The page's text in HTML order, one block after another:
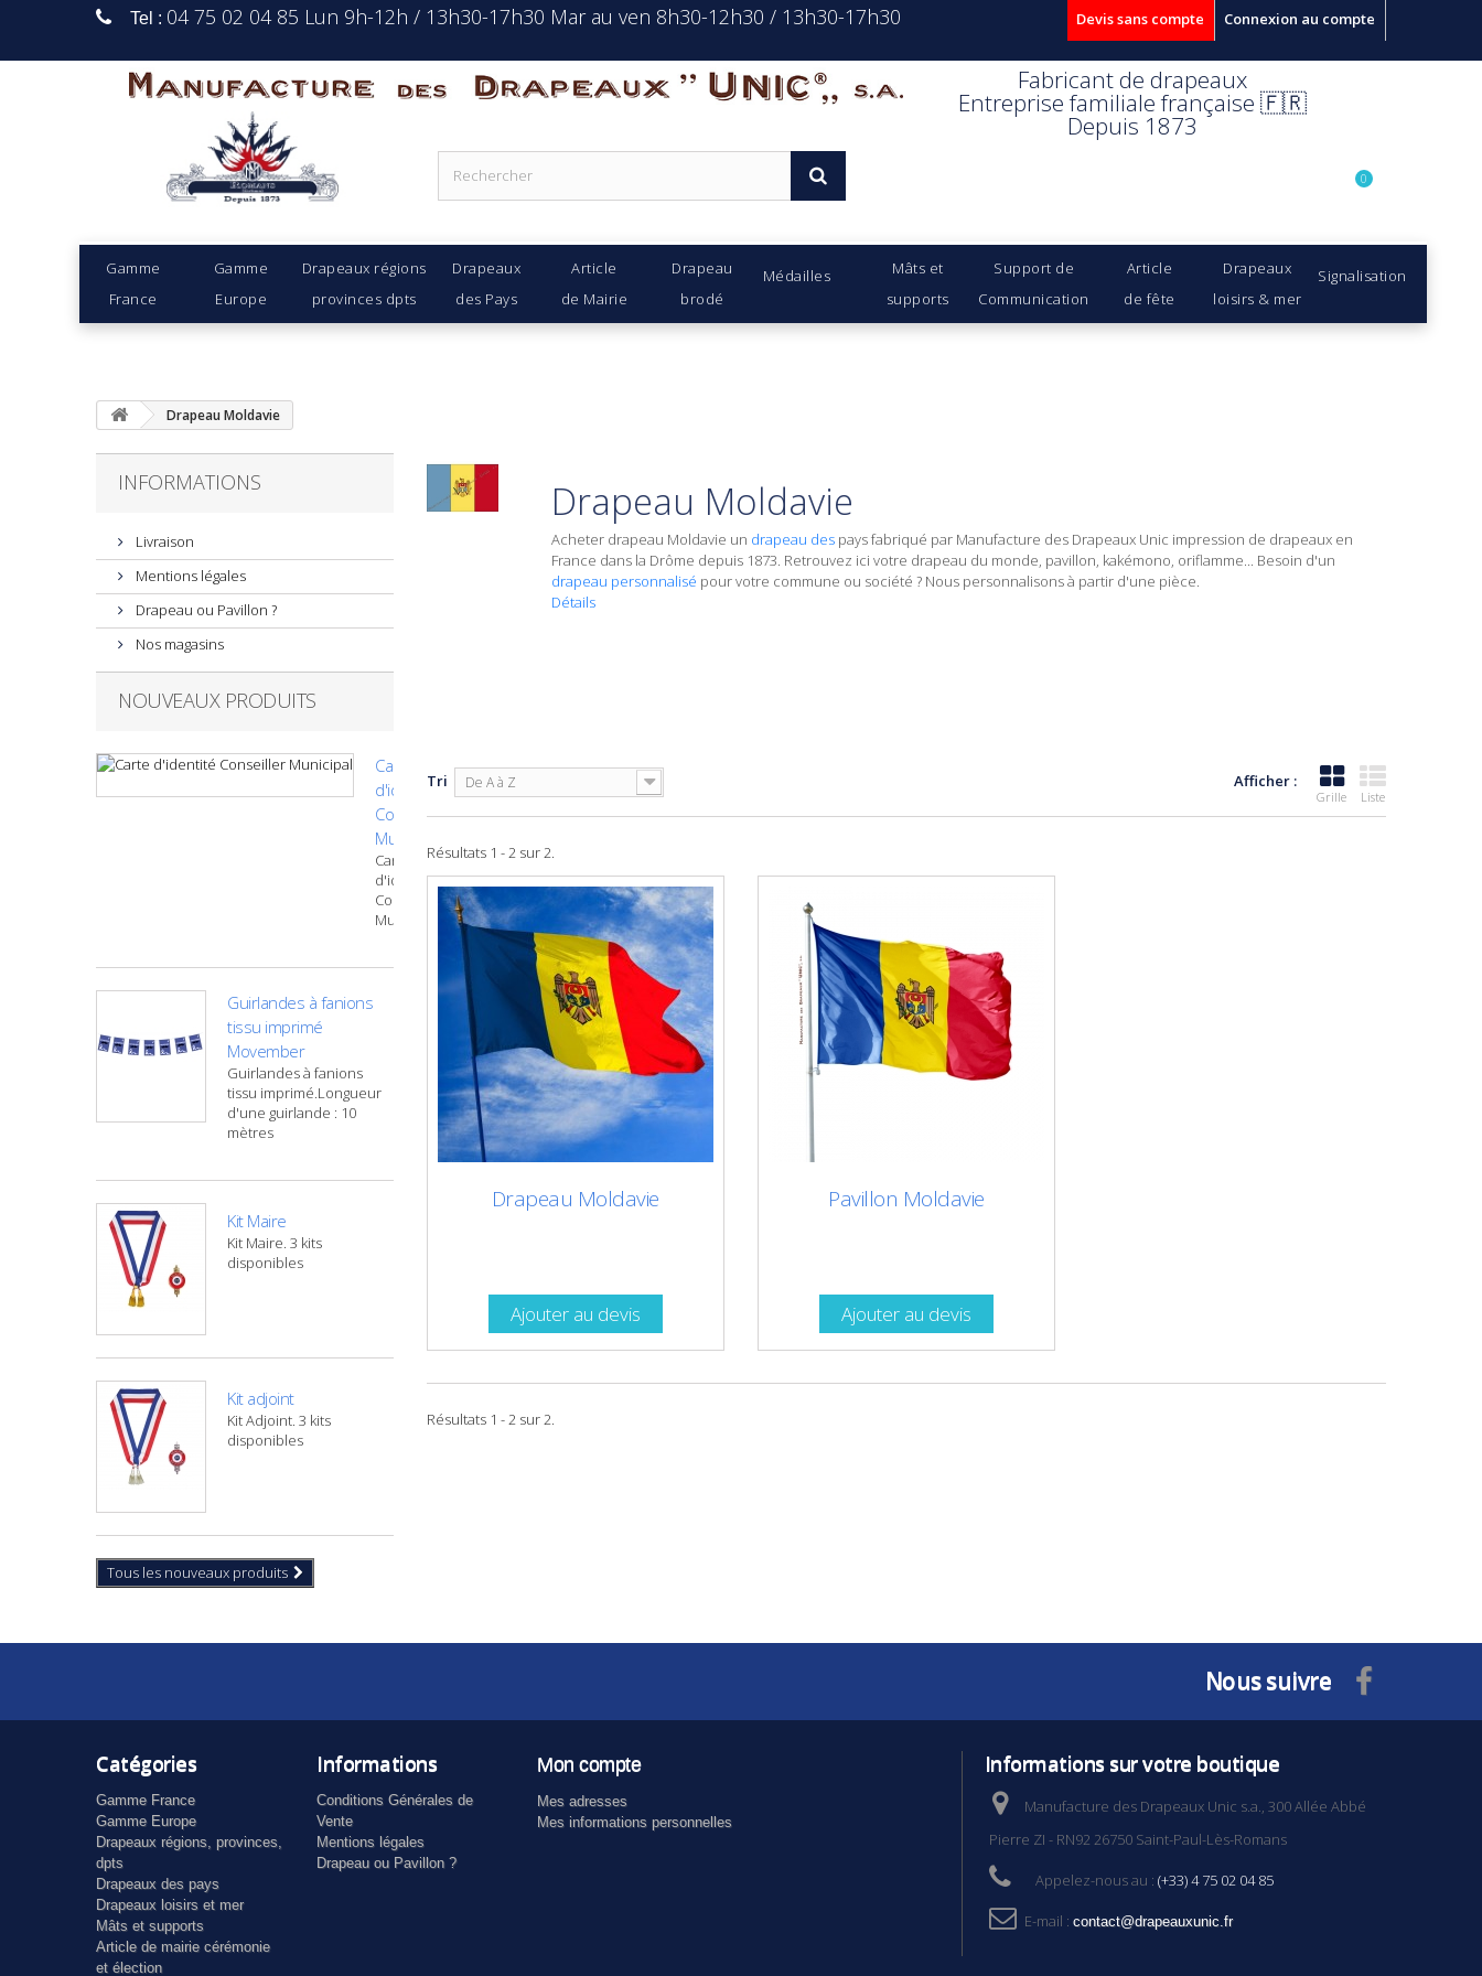
Connexion au compte
Tel : 04 75 02 04 85 Lun 9h-12h / 13h30-17h30 Mar au ven 8h30-12h30 / 13h30-17h30 Devis sans compte
Manufacture Des Drapeaux Unic s.a. Fabricant de drapeaux
Entreprise familiale française 🇫🇷
Depuis 1873
Gamme
France
Gamme
Europe
Drapeaux régions
provinces dpts
Drapeaux
des Pays
Article
de Mairie
Drapeau
brodé
Médailles
Mâts et
supports
Support de
Communication
Article
de fête
Drapeaux
loisirs & mer
Signalisation
0
Drapeau Moldavie
INFORMATIONS
Livraison
Mentions légales
Drapeau ou Pavillon ?
Nos magasins
NOUVEAUX PRODUITS
Carte
d'identité
Conseiller
Municipal
Carte
d'identité
Conseiller
Municipal
Guirlandes à fanions
tissu imprimé
Movember
Guirlandes à fanions
tissu imprimé.Longueur
d'une guirlande : 10
mètres
Kit Maire
Kit Maire. 3 kits
disponibles
Kit adjoint
Kit Adjoint. 3 kits
disponibles
Tous les nouveaux produits
Drapeau Moldavie
Acheter drapeau Moldavie un drapeau des paysfabriqué par Manufacture des Drapeaux Unic impression de drapeaux en
France dans la Drôme depuis 1873. Retrouvez ici votre drapeau du monde, pavillon, kakémono, oriflamme... Besoin d'un
drapeau personnalisé pour votre commune ou société ? Nous personnalisons à partir d'une pièce.
Détails
Afficher :
Grille Liste
Tri De A à Z
Résultats 1 - 2 sur 2.
Drapeau Moldavie
Ajouter au devis
Pavillon Moldavie
Ajouter au devis
Résultats 1 - 2 sur 2.
Nous suivre
Catégories
Gamme France
Gamme Europe
Drapeaux régions, provinces,
dpts
Drapeaux des pays
Drapeaux loisirs et mer
Mâts et supports
Article de mairie cérémonie
et élection
Informations
Conditions Générales de
Vente
Mentions légales
Drapeau ou Pavillon ?
Mon compte
Mes adresses
Mes informations personnelles
Informations sur votre boutique
Manufacture des Drapeaux Unic s.a., 300 Allée Abbé
Pierre ZI - RN92 26750 Saint-Paul-Lès-Romans
Appelez-nous au : (+33) 4 75 02 04 85
E-mail : contact@drapeauxunic.fr